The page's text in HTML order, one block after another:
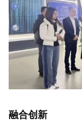
融合创新